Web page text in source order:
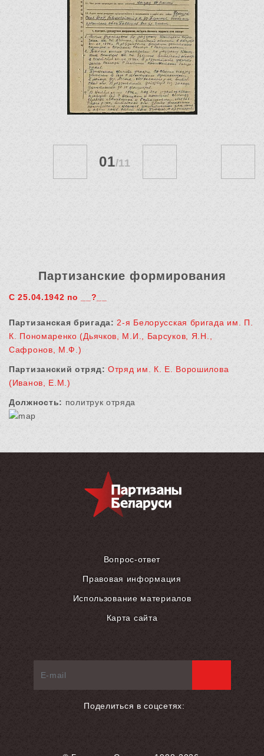
01/11
Партизанские формирования
С 25.04.1942 по __?__
Партизанская бригада: 2-я Белорусская бригада им. П.
К. Пономаренко (Дьячков, М.И., Барсуков, Я.Н.,
Сафронов, М.Ф.)
Партизанский отряд: Отряд им. К. Е. Ворошилова
(Иванов, Е.М.)
Должность: политрук отряда
Вопрос-ответ
Правовая информация
Использование материалов
Карта сайта
Поделиться в соцсетях: